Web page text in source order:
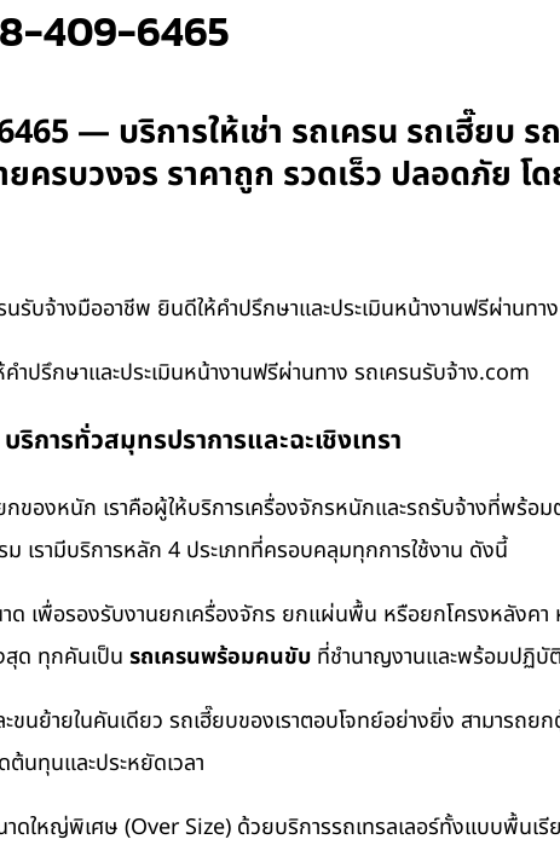
409-6465
— บริการให้เช่า รถเครน รถเฮี๊ยบ ร
ครบวงจร ราคาถูก รวดเร็ว ปลอดภัย โ
บจ้างมืออาชีพ ยินดีให้คำปรึกษาและประเมินหน้างานฟรีผ่านทา
ปรึกษาและประเมินหน้างานฟรีผ่านทาง รถเครนรับจ้าง.com
การทั่วสมุทรปราการและฉะเชิงเทรา
องหนัก เราคือผู้ให้บริการเครื่องจักรหนักและรถรับจ้างที่พร้อ
ม เรามีบริการหลัก 4 ประเภทที่ครอบคลุมทุกการใช้งาน ดังนี้
ด เพื่อรองรับงานยกเครื่องจักร ยกแผ่นพื้น หรือยกโครงหลังค
สุด ทุกคันเป็น รถเครนพร้อมคนขับ ที่ชำนาญงานและพร้อมปฏิบั
นย้ายในคันเดียว รถเฮี๊ยบของเราตอบโจทย์อย่างยิ่ง สามารถย
นทุนและประหยัดเวลา
ใหญ่พิเศษ (Over Size) ด้วยบริการรถเทรลเลอร์ทั้งแบบพื้นเรี